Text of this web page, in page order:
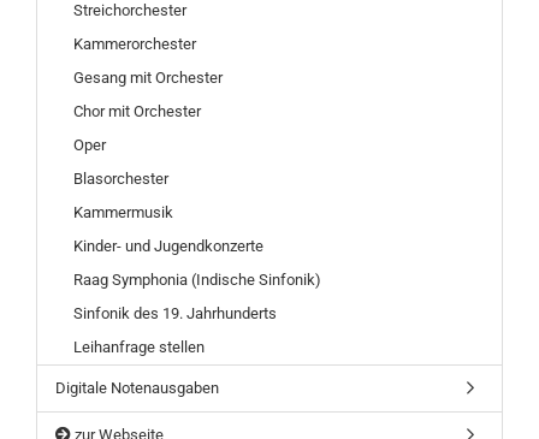
Streichorchester
Kammerorchester
Gesang mit Orchester
Chor mit Orchester
Oper
Blasorchester
Kammermusik
Kinder- und Jugendkonzerte
Raag Symphonia (Indische Sinfonik)
Sinfonik des 19. Jahrhunderts
Leihanfrage stellen
Digitale Notenausgaben
zur Webseite